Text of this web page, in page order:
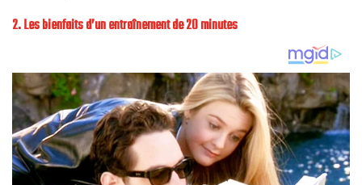
2. Les bienfaits d’un entraînement de 20 minutes